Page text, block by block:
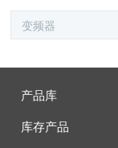
产品库
库存产品